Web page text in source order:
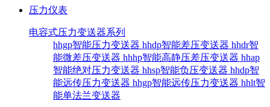
压力仪表
电容式压力变送器系列
hhgp智能压力变送器 hhdp智能差压变送器 hhdr智
能微差压变送器 hhhp智能高静压差压变送器 hhap
智能绝对压力变送器 hhsp智能负压变送器 hhdp智
能远传压力变送器 hhgp智能远传压力变送器 hhlt智
能单法兰变送器